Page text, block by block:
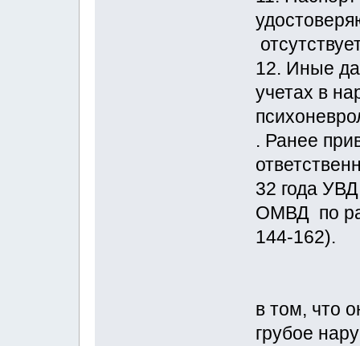
12. Иные
учетах в
. Ранее
32 года
ОМВД по
144-162).
в том, что
грубое